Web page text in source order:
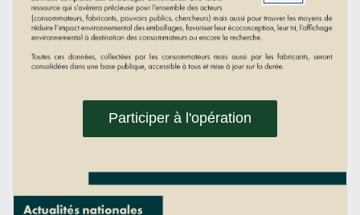
Participer à l'opération